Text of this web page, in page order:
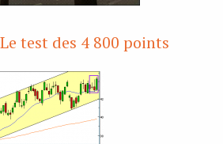
test des 4 800 points